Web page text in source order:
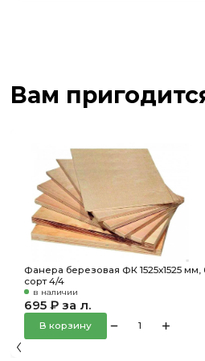
Вам
Фанера березовая ФК 1525х1525 мм,
сорт 4/4
в наличии
695 ₽ за л.
В корзину